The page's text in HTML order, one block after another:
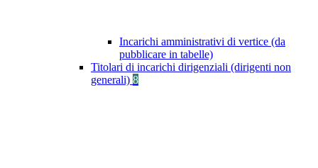
Incarichi amministrativi di vertice (da
pubblicare in tabelle)
Titolari di incarichi dirigenziali (dirigenti non
generali) 8